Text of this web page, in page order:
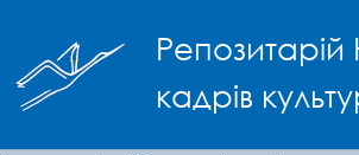
Репозитарій
кадрів